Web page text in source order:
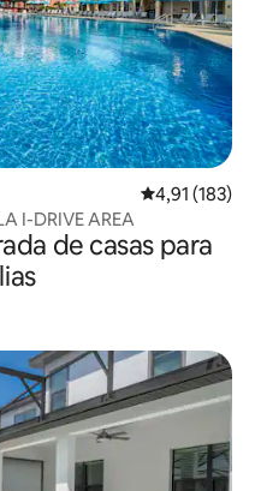
4,91 de uma
4,91 (183)
I-DRIVE AREA
de casas para